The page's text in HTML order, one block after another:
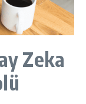
Zeka